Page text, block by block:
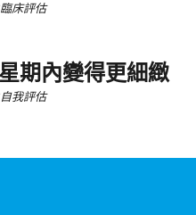
床評估​
期內變得更細緻
我評估​